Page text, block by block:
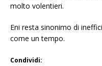
molto volentieri.
Eni resta sinonimo di
come un tempo.
Condividi: